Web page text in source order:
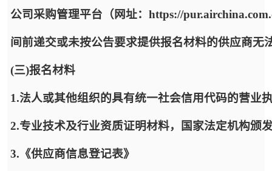
公司采购管理平台（网址：https://
间前递交或未按公告要求提供报名材料的供应商
(三)报名材料
1.法人或其他组织的具有统一社会信用代码的营业
2.专业技术及行业资质证明材料，国家法定机构颁
3.《供应商信息登记表》